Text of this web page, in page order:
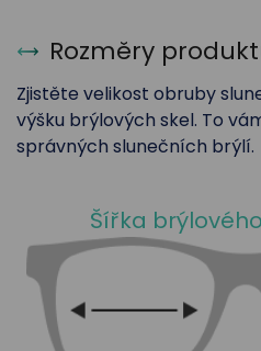
Rozměry
Zjistěte velikost obruby
výšku brýlových skel. To
správných slunečních brýlí.
Šířka